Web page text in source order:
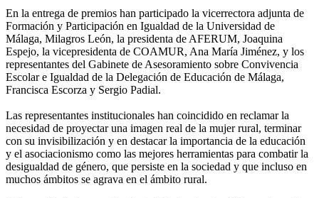
En la entrega de premios han participado la vicerrectora adjunta de
Formación y Participación en Igualdad de la Universidad de
Málaga, Milagros León, la presidenta de AFERUM, Joaquina
Espejo, la vicepresidenta de COAMUR, Ana María Jiménez, y los
representantes del Gabinete de Asesoramiento sobre Convivencia
Escolar e Igualdad de la Delegación de Educación de Málaga,
Francisca Escorza y Sergio Padial.
Las representantes institucionales han coincidido en reclamar la
necesidad de proyectar una imagen real de la mujer rural, terminar
con su invisibilización y en destacar la importancia de la educación
y el asociacionismo como las mejores herramientas para combatir la
desigualdad de género, que persiste en la sociedad y que incluso en
muchos ámbitos se agrava en el ámbito rural.